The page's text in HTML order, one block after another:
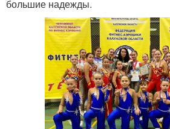
большие надежды.